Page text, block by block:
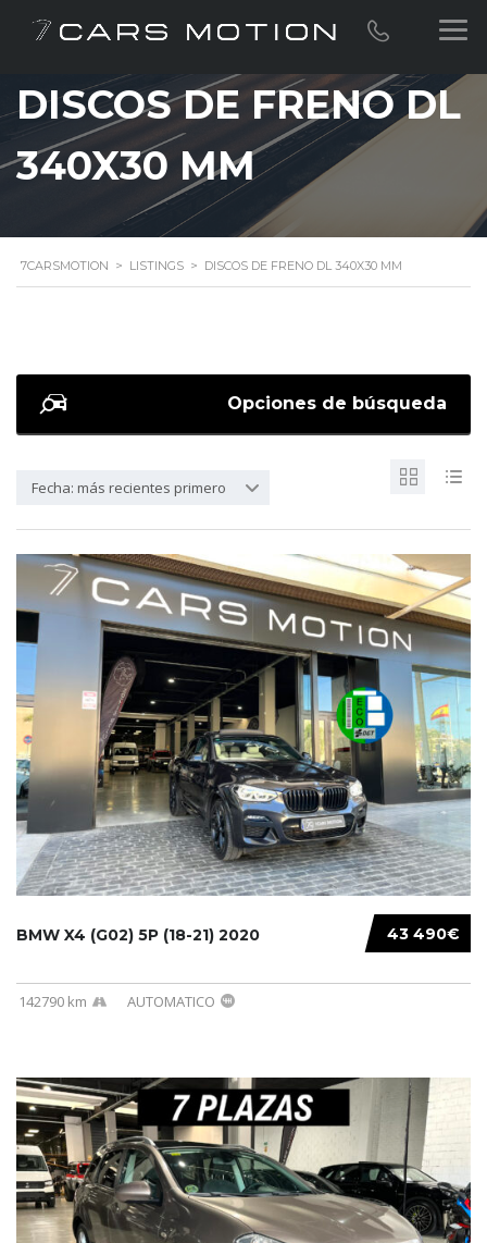
DISCOS DE FRENO DL
340X30 MM
7CARSMOTION > LISTINGS > DISCOS DE FRENO DL 340X30 MM
Opciones de búsqueda
Fecha: más recientes primero
43 490€
BMW X4 (G02) 5P (18-21) 2020
142790 km AUTOMATICO